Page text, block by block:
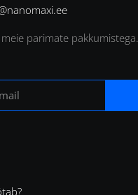
parimate pakkumistega.